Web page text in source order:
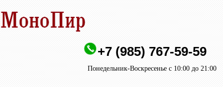
+7 (985) 767-59-59
Понедельник-Воскресенье с 10:00 до 21:00